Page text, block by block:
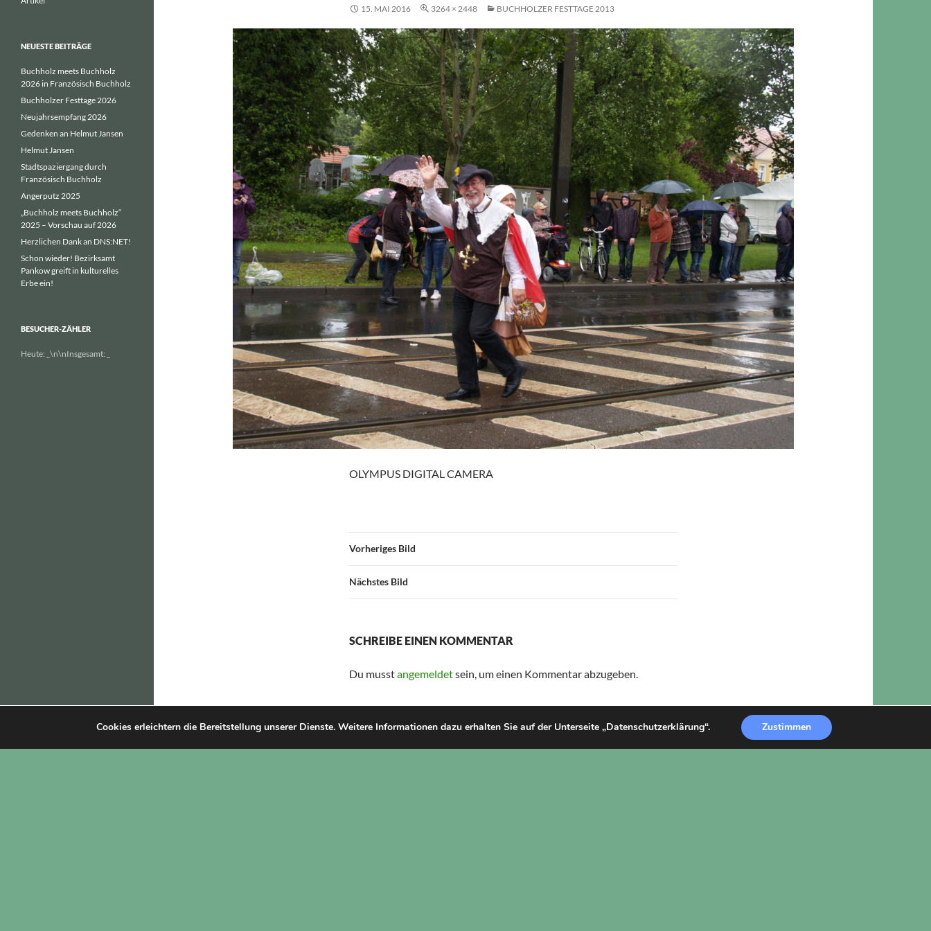
15. MAI 2016 3264 × 2448 BUCHHOLZER FESTTAGE 2013
OLYMPUS DIGITAL CAMERA
Vorheriges Bild
Nächstes Bild
SCHREIBE EINEN KOMMENTAR
Du musstangemeldetsein, um einen Kommentar abzugeben.
NEUESTE BEITRÄGE
Buchholz meets Buchholz
2026 in Französisch Buchholz
Buchholzer Festtage 2026
Neujahrsempfang 2026
Gedenken an Helmut Jansen
Helmut Jansen
Stadtspaziergang durch
Französisch Buchholz
Angerputz 2025
„Buchholz meets Buchholz“
2025 – Vorschau auf 2026
Herzlichen Dank an DNS:NET!
Schon wieder! Bezirksamt
Pankow greift in kulturelles
Erbe ein!
BESUCHER-ZÄHLER
Heute: \n\nInsgesamt:
Cookies erleichtern die Bereitstellung unserer Dienste. Weitere Informationen dazu erhalten Sie auf der Unterseite „Datenschutzerklärung“. Zustimmen